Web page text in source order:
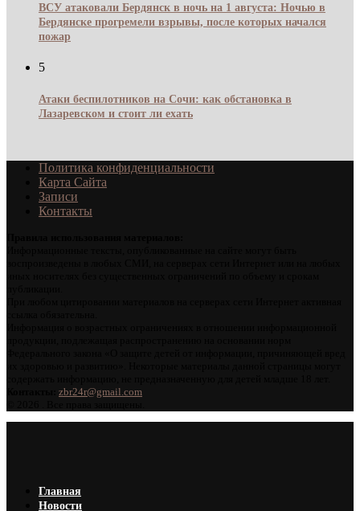
ВСУ атаковали Бердянск в ночь на 1 августа: Ночью в
Бердянске прогремели взрывы, после которых начался
пожар
5
Атаки беспилотников на Сочи: как обстановка в
Лазаревском и стоит ли ехать
Политика конфиденциальности
Карта Сайта
Записи
Контакты
zbr24r@gmail.com
Главная
Новости